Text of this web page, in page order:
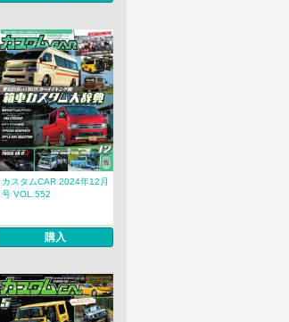
カスタムCAR 2024年12月
号 VOL.552
購入